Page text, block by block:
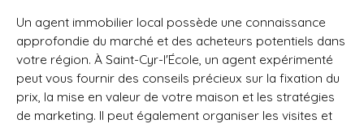
Un agent immobilier local possède une connaissance
approfondie du marché et des acheteurs potentiels dans
votre région. À Saint-Cyr-l'École, un agent expérimenté
peut vous fournir des conseils précieux sur la fixation du
prix, la mise en valeur de votre maison et les stratégies
de marketing. Il peut également organiser les visites et